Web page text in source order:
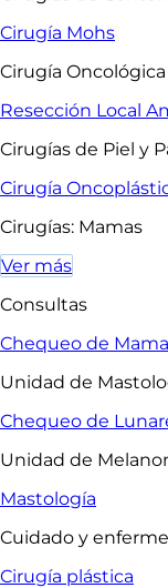
Cirugía Mohs
Cirugía
Resección Local
Cirugías de Piel y
Cirugía
Cirugías: Mamas
Ver más
Consultas
Chequeo de
Unidad de
Chequeo de
Unidad de
Mastología
Cuidado y
Cirugía plástica